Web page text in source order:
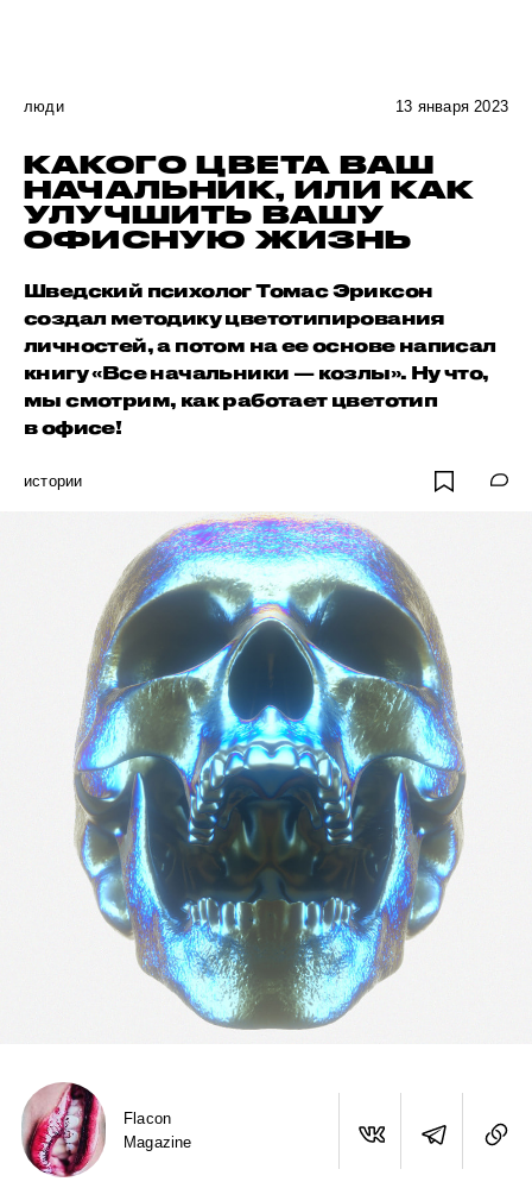
люди 13 января 2023
КАКОГО ЦВЕТА ВАШ
НАЧАЛЬНИК, ИЛИ КАК
УЛУЧШИТЬ ВАШУ
ОФИСНУЮ ЖИЗНЬ
Шведский психолог Томас Эриксон
создал методику цветотипирования
личностей, а потом на ее основе написал
книгу «Все начальники — козлы». Ну что,
мы смотрим, как работает цветотип
в офисе!
истории
Flacon
Magazine